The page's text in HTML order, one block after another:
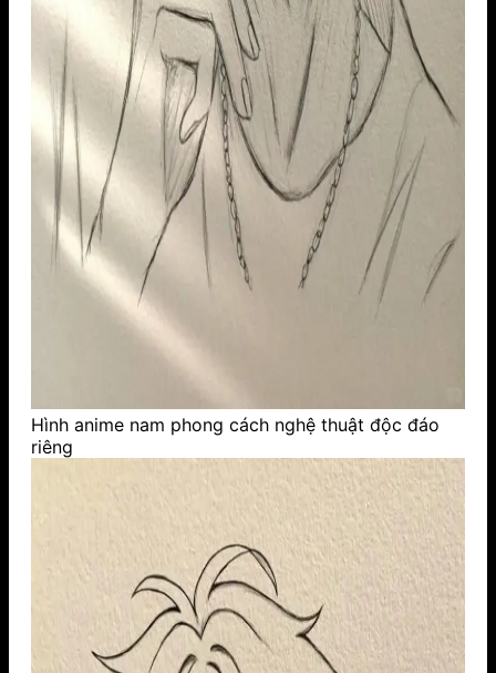
Hình anime nam phong cách nghệ thuật độc đáo
riêng